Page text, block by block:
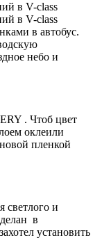
в V-class
в V-class
в автобус.
небо и
. Чтоб цвет
оклеили
пленкой
светлого и
в
установить